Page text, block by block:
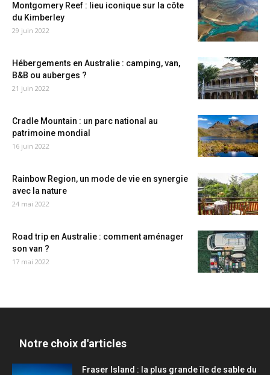
Montgomery Reef : lieu iconique sur la côte
du Kimberley
29 juin 2022
Hébergements en Australie : camping, van,
B&B ou auberges ?
21 juin 2022
Cradle Mountain : un parc national au
patrimoine mondial
16 juin 2022
Rainbow Region, un mode de vie en synergie
avec la nature
24 mai 2022
Road trip en Australie : comment aménager
son van ?
17 mai 2022
Notre choix d'articles
Fraser Island : la plus grande île de sable du